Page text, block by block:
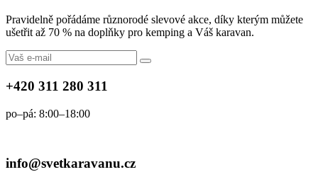
Pravidelně pořádáme různorodé slevové akce, díky kterým můžete
ušetřit až 70 % na doplňky pro kemping a Váš karavan.
+420 311 280 311
po–pá: 8:00–18:00
info@svetkaravanu.cz